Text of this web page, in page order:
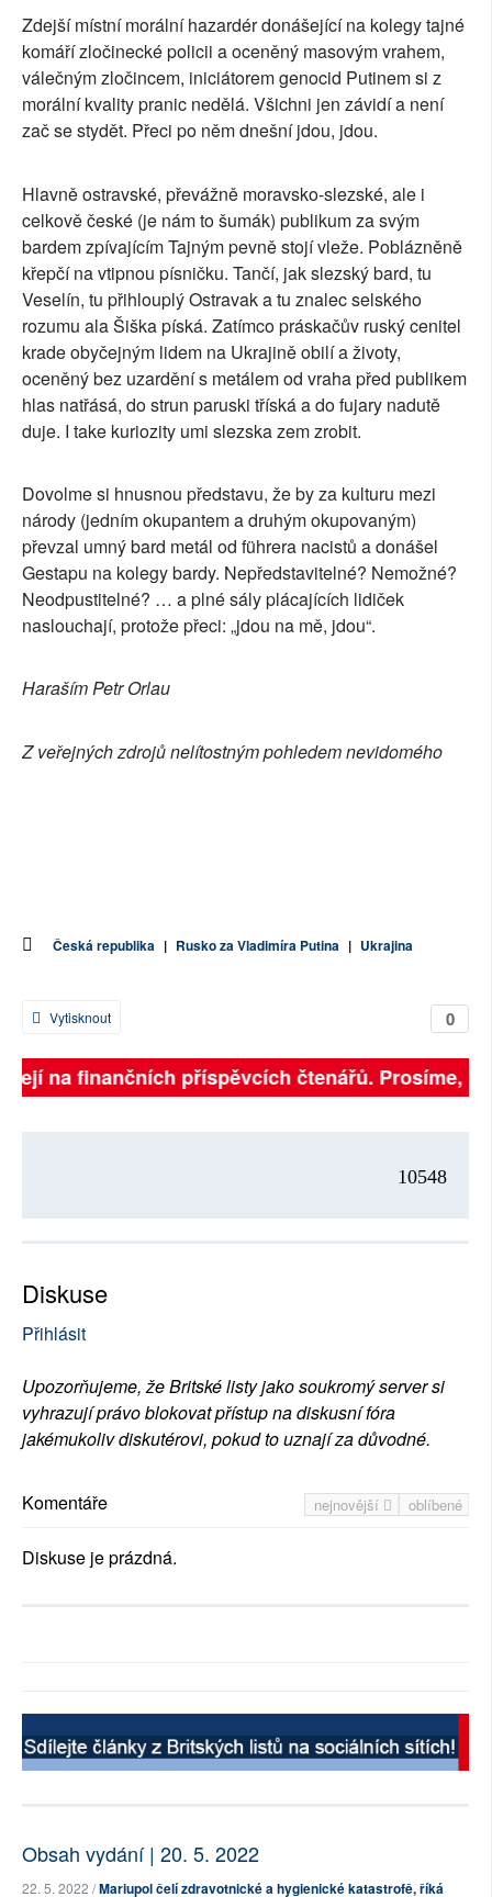
Zdejší místní morální hazardér donášející na kolegy tajné
komáří zločinecké policii a oceněný masovým vrahem,
válečným zločincem, iniciátorem genocid Putinem si z
morální kvality pranic nedělá. Všichni jen závidí a není
zač se stydět. Přeci po něm dnešní jdou, jdou.
Hlavně ostravské, převážně moravsko-slezské, ale i
celkově české (je nám to šumák) publikum za svým
bardem zpívajícím Tajným pevně stojí vleže. Poblázněně
křepčí na vtipnou písničku. Tančí, jak slezský bard, tu
Veselín, tu přihlouplý Ostravak a tu znalec selského
rozumu ala Šiška píská. Zatímco práskačův ruský cenitel
krade obyčejným lidem na Ukrajině obilí a životy,
oceněný bez uzardění s metálem od vraha před publikem
hlas natřásá, do strun paruski tříská a do fujary nadutě
duje. I take kuriozity umi slezska zem zrobit.
Dovolme si hnusnou představu, že by za kulturu mezi
národy (jedním okupantem a druhým okupovaným)
převzal umný bard metál od führera nacistů a donášel
Gestapu na kolegy bardy. Nepředstavitelné? Nemožné?
Neodpustitelné? … a plné sály plácajících lidiček
naslouchají, protože přeci: „jdou na mě, jdou“.
Haraším Petr Orlau
Z veřejných zdrojů nelítostným pohledem nevidomého
Česká republika | Rusko za Vladimíra Putina | Ukrajina
0
Vytisknout
na finančních příspěvcích čtenářů. Prosíme,
10548
Diskuse
Přihlásit
Upozorňujeme, že Britské listy jako soukromý server si
vyhrazují právo blokovat přístup na diskusní fóra
jakémukoliv diskutérovi, pokud to uznají za důvodné.
nejnovější oblíbené
Komentáře
Diskuse je prázdná.
Obsah vydání | 20. 5. 2022
22. 5. 2022 /Mariupol čelí zdravotnické a hygienické katastrofě, říká